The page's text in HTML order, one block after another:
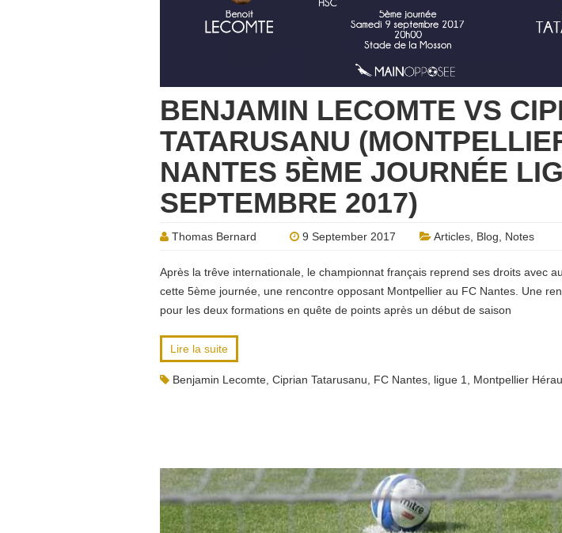
BENJAMIN LECOMTE VS
TATARUSANU
NANTES 5ÈME JOURNÉE
SEPTEMBRE 2017)
Thomas Bernard 9 September 2017 Articles Blog Notes
Après la trêve internationale, le championnat français reprend ses droits avec
cette 5ème journée, une rencontre opposant Montpellier au FC Nantes. Une
pour les deux formations en quête de points après un début de saison
Lire la suite
Benjamin Lecomte Ciprian Tatarusanu FC Nantes ligue 1 Montpellier